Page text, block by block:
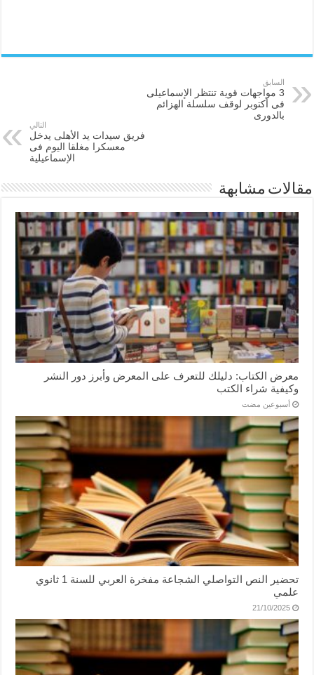
السابق
3 مواجهات قوية تنتظر الإسماعيلى
فى أكتوبر لوقف سلسلة الهزائم
بالدورى
التالي
فريق سيدات يد الأهلى يدخل
معسكرا مغلقا اليوم فى
الإسماعيلية
مقالات مشابهة
معرض الكتاب: دليلك للتعرف على المعرض وأبرز دور النشر
وكيفية شراء الكتب
‏أسبوعين مضت
تحضير النص التواصلي الشجاعة مفخرة العربي للسنة 1 ثانوي
علمي
21/10/2025